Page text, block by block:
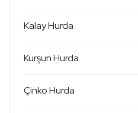
Kalay Hurda
Kurşun Hurda
Çinko Hurda